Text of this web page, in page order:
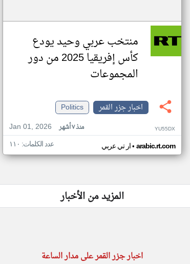
منتخب عربي وحيد يودع
كأس إفريقيا 2025 من دور
المجموعات
اخبار جزر القمر
Politics
Jan 01, 2026
منذ ٧ أشهر YU55DX
ار تي عربي• arabic.rt.com عدد الكلمات: ١١٠
المزيد من الأخبار
اخبار جزر القمر على مدار الساعة